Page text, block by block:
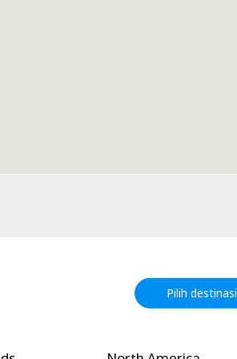
Pilih destinasi